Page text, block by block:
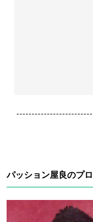
パッション屋良のプ